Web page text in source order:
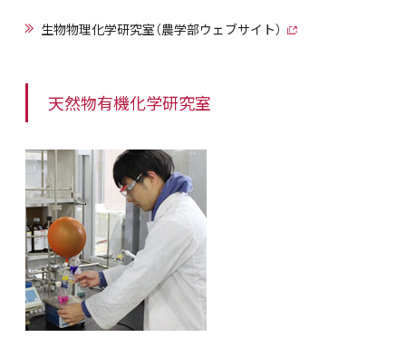
生物物理化学研究室（農学部ウェブサイト）
天然物有機化学研究室